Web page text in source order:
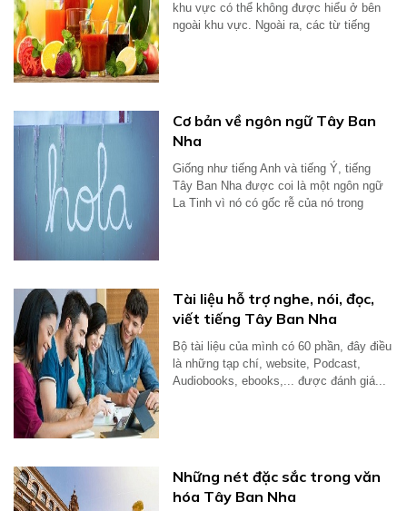
khu vực có thể không được hiểu ở bên
ngoài khu vực. Ngoài ra, các từ tiếng
Cơ bản về ngôn ngữ Tây Ban
Nha
Giống như tiếng Anh và tiếng Ý, tiếng
Tây Ban Nha được coi là một ngôn ngữ
La Tinh vì nó có gốc rễ của nó trong
Tài liệu hỗ trợ nghe, nói, đọc,
viết tiếng Tây Ban Nha
Bộ tài liệu của mình có 60 phần, đây điều
là những tạp chí, website, Podcast,
Audiobooks, ebooks,... được đánh giá...
Những nét đặc sắc trong văn
hóa Tây Ban Nha